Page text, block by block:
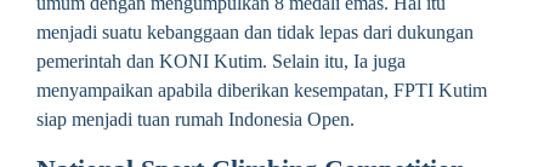
menjadi suatu kebanggaan dan tidak lepas dari dukungan
pemerintah dan KONI Kutim. Selain itu, Ia juga
menyampaikan apabila diberikan kesempatan, FPTI Kutim
siap menjadi tuan rumah Indonesia Open.